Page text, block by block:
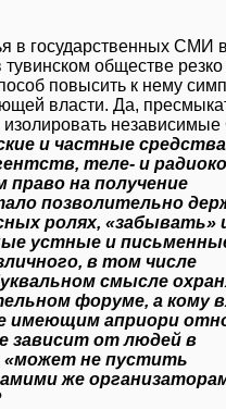
в государственных СМИ
обществе резко
повысить к нему
власти. Да,
изолировать
и частные средства
теле- и
право на получение
позволительно
ролях, «забывать»
устные и
в том числе
смысле
форуме, а кому
имеющим априори
зависит от людей в
«может не пустить
же